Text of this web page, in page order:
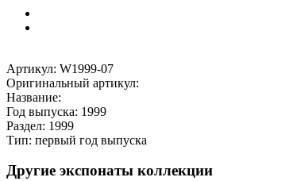
Артикул: W1999-07
Оригинальный артикул:
Название:
Год выпуска: 1999
Раздел: 1999
Тип: первый год выпуска
Другие экспонаты коллекции